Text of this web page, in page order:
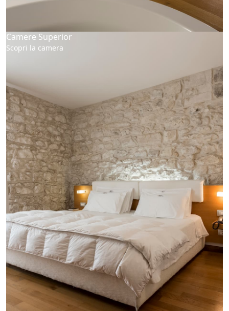
Camere Superior
Scopri la camera